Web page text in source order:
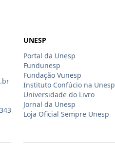
UNESP
Portal da Unesp
Fundunesp
Fundação Vunesp
Instituto Confúcio na Unesp
Universidade do Livro
Jornal da Unesp
Loja Oficial Sempre Unesp